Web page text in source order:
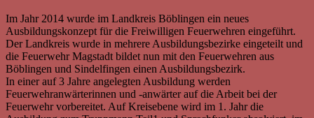
Im Jahr 2014 wurde im Landkreis Böblingen ein neues
Ausbildungskonzept für die Freiwilligen Feuerwehren eingeführt.
Der Landkreis wurde in mehrere Ausbildungsbezirke eingeteilt und
die Feuerwehr Magstadt bildet nun mit den Feuerwehren aus
Böblingen und Sindelfingen einen Ausbildungsbezirk.
In einer auf 3 Jahre angelegten Ausbildung werden
Feuerwehranwärterinnen und -anwärter auf die Arbeit bei der
Feuerwehr vorbereitet. Auf Kreisebene wird im 1. Jahr die